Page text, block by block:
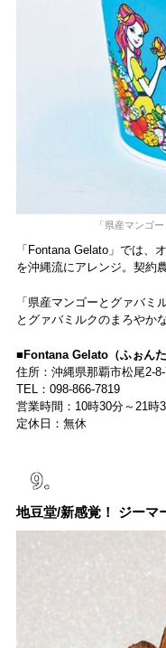
「県産マンゴ
「Fontana Gelato」では、
を沖縄流にアレンジ。契約
「県産マンゴーとグァバ
とグァバミルクのまろやか
■Fontana Gelato（ふぉんた
住所：沖縄県那覇市松尾2-
TEL：098-866-7819
営業時間：10時30分～21時
定休日：無休
地豆堂/新感覚！ ジーマ